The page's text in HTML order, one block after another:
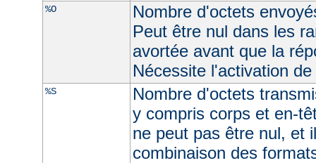
%O
Nombre d'octets
Peut être nul dans les
avortée avant que la
Nécessite l'activation de
%S
Nombre d'octets
y compris corps et en-
ne peut pas être nul, et
combinaison des